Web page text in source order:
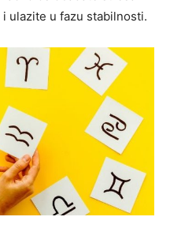
ulazite u fazu stabilnosti.